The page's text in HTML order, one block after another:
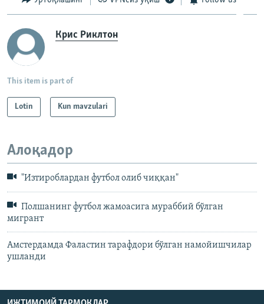
Крис Риклтон
This item is part of
Lotin Kun mavzulari
Алоқадор
"Изтироблардан футбол олиб чиққан"
Полшанинг футбол жамоасига мураббий бўлган
мигрант
Амстердамда Фаластин тарафдори бўлган намойишчилар
ушланди